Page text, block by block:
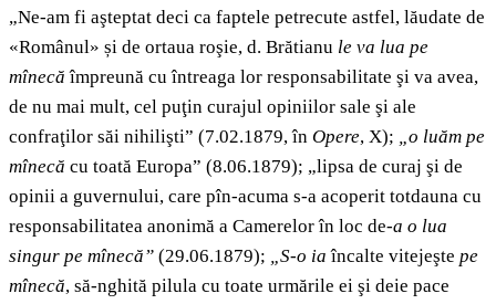
„Ne-am fi aşteptat deci ca faptele petrecute astfel, lăudate de
«Românul» și de ortaua roşie, d. Brătianu le va lua pe
mînecăîmpreună cu întreaga lor responsabilitate şi va avea,
de nu mai mult, cel puţin curajul opiniilor sale şi ale
confraţilor săi nihilişti” (7.02.1879, în Opere, X); „o luăm pe
mînecă cu toată Europa” (8.06.1879); „lipsa de curaj şi de
opinii a guvernului, care pîn-acuma s-a acoperit totdauna cu
responsabilitatea anonimă a Camerelor în loc de-a o lua
singur pe mînecă” (29.06.1879); „S-o ia încalte vitejeşte pe
mînecă, să-nghită pilula cu toate urmările ei şi deie pace